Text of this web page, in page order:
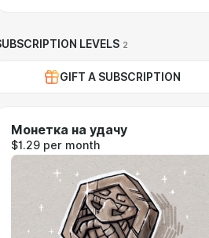
LEVELS 2
GIFT A SUBSCRIPTION
Монетка на удачу
$1.29 per month